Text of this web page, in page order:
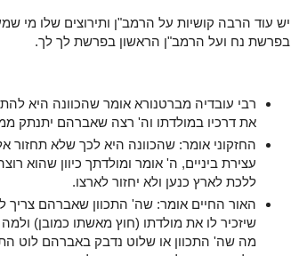
יש עוד הרבה קושיות על הרמב"ן ותירוצים שלו מי
בפרשת נח ועל הרמב"ן הראשון בפרשת לך לך.
רבי עובדיה מברטנורא אומר שהכוונה היא
את דרכיו במולדתו וה' רצה שאברהם יתנתק
החזקוני אומר: שהכוונה היא לכך שלא
עצירת ביניים, ה' אומר ומולדתך כיוון שהוא
ללכת לארץ כנען ולא יחזור לארצו.
האור החיים אומר: שה' התכוון שאברהם
שיזכיר לו את מולדתו (חוץ מאשתו כמובן)
מה שה' התכוון או שלוט נדבק באברהם לוט